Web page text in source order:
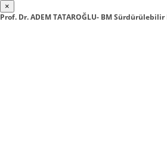
×
Prof. Dr. ADEM TATAROĞLU- BM Sürdürülebilir